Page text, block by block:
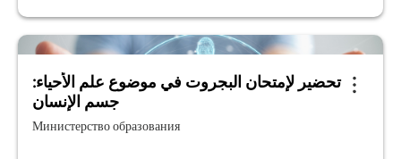
تحضير لإمتحان البجروت في موضوع علم الأحياء:
جسم الإنسان
Министерство образования